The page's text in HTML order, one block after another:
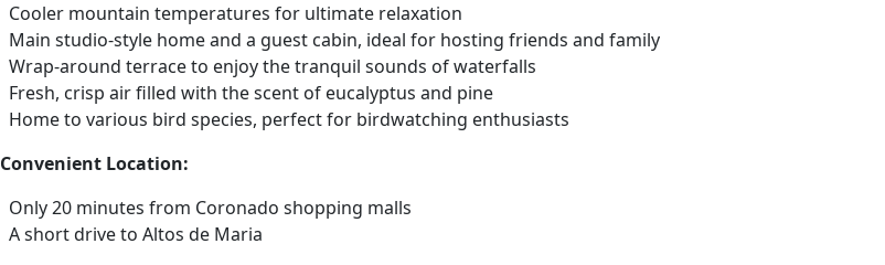
Cooler mountain temperatures for ultimate relaxation
Main studio-style home and a guest cabin, ideal for hosting friends and family
Wrap-around terrace to enjoy the tranquil sounds of waterfalls
Fresh, crisp air filled with the scent of eucalyptus and pine
Home to various bird species, perfect for birdwatching enthusiasts
Convenient Location:
Only 20 minutes from Coronado shopping malls
A short drive to Altos de Maria